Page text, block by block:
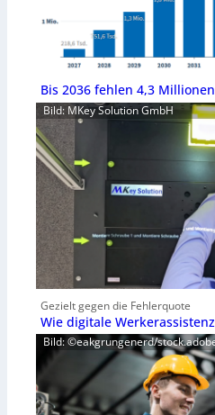
Bis 2036 fehlen 4,3
Bild: MKey Solution GmbH
Gezielt gegen die Fehlerquote
Wie digitale
Bild: ©eakgrungenerd/